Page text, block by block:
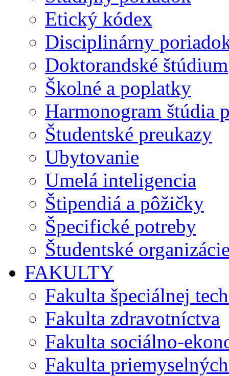
Etický kódex
Disciplinárny
Doktorandské štúdium
Školné a poplatky
Harmonogram štúdia
Študentské preukazy
Ubytovanie
Umelá inteligencia
Štipendiá a pôžičky
Špecifické potreby
Študentské
FAKULTY
Fakulta špeciálnej
Fakulta zdravotníctva
Fakulta sociálno-
Fakulta